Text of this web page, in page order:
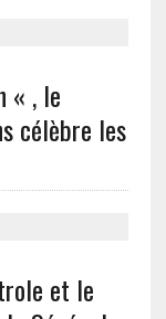
« , le
célèbre les
et le